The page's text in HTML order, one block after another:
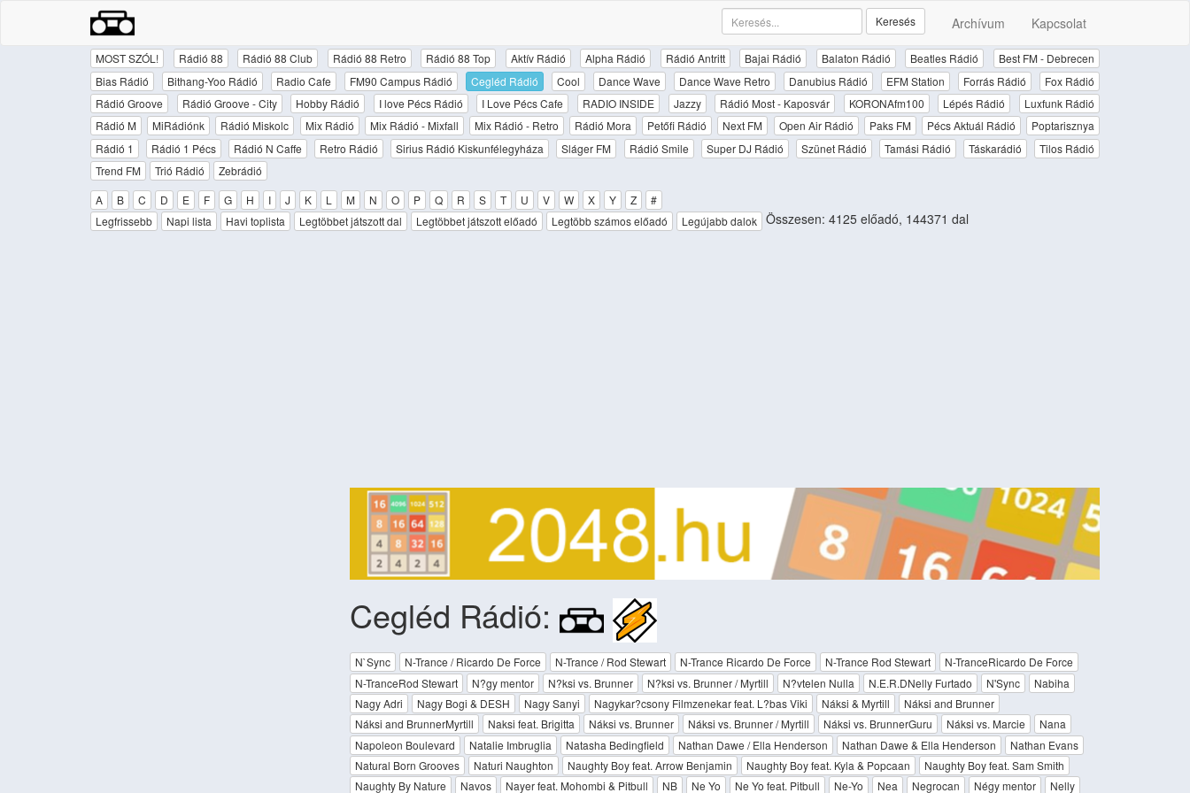
Archívum Kapcsolat
Keresés
MOST SZÓL! Rádió 88 Rádió 88 Club Rádió 88 Retro Rádió 88 Top Aktív Rádió Alpha Rádió Rádió Antritt Bajai Rádió Balaton Rádió Beatles Rádió
Best FM - Debrecen
Bias Rádió
Bithang-Yoo Rádió Radio Cafe FM90 Campus Rádió Cegléd Rádió Cool Dance Wave Dance Wave Retro Danubius Rádió EFM Station Forrás Rádió
Fox Rádió
Rádió Groove
Rádió Groove - City Hobby Rádió I love Pécs Rádió I Love Pécs Cafe RADIO INSIDE Jazzy Rádió Most - Kaposvár KORONAfm100 Lépés Rádió
Luxfunk Rádió
Rádió M
MiRádiónk Rádió Miskolc Mix Rádió Mix Rádió - Mixfall Mix Rádió - Retro Rádió Mora Petőfi Rádió Next FM Open Air Rádió Paks FM Pécs Aktuál Rádió
Poptarisznya
Rádió 1
Rádió 1 Pécs Rádió N Caffe Retro Rádió Sirius Rádió Kiskunfélegyháza Sláger FM Rádió Smile Super DJ Rádió Szünet Rádió Tamási Rádió Táskarádió
Tilos Rádió
Trend FM
Trió Rádió
Zebrádió
A
B C D E F G H I J K L M N O P Q R S T U V W X Y Z
#
Legfrissebb
Napi lista Havi toplista Legtöbbet játszott dal Legtöbbet játszott előadó Legtöbb számos előadó Legújabb dalok Összesen: 4125 előadó, 144371 dal
Cegléd Rádió:
N`Sync N-Trance / Ricardo De Force N-Trance / Rod Stewart N-Trance Ricardo De Force N-Trance Rod Stewart
N-TranceRicardo De Force
N-TranceRod Stewart
N?gy mentor N?ksi vs. Brunner N?ksi vs. Brunner / Myrtill N?vtelen Nulla N.E.R.DNelly Furtado N'Sync
Nabiha
Nagy Adri
Nagy Bogi & DESH Nagy Sanyi Nagykar?csony Filmzenekar feat. L?bas Viki Náksi & Myrtill
Náksi and Brunner
Náksi and BrunnerMyrtill
Naksi feat. Brigitta Náksi vs. Brunner Náksi vs. Brunner / Myrtill Náksi vs. BrunnerGuru Náksi vs. Marcie
Nana
Napoleon Boulevard
Natalie Imbruglia Natasha Bedingfield Nathan Dawe / Ella Henderson Nathan Dawe & Ella Henderson
Nathan Evans
Natural Born Grooves
Naturi Naughton Naughty Boy feat. Arrow Benjamin Naughty Boy feat. Kyla & Popcaan
Naughty Boy feat. Sam Smith
Naughty By Nature
Navos Nayer feat. Mohombi & Pitbull NB Ne Yo Ne Yo feat. Pitbull Ne-Yo Nea Negrocan Négy mentor Nelly